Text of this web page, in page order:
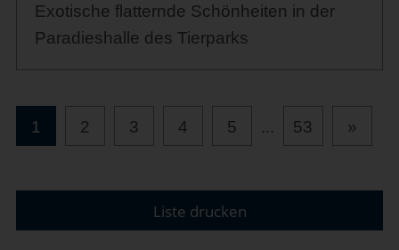
Exotische flatternde Schönheiten in der
Paradieshalle des Tierparks
1 2 3 4 5 ... 53 »
Liste drucken